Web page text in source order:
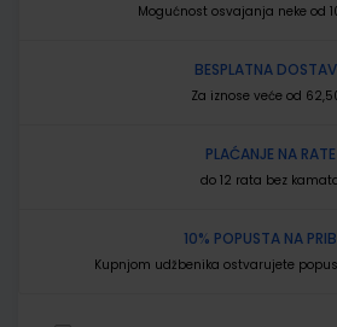
Mogućnost osvajanja neke od
BESPLATNA
Za iznose veće od
PLAĆANJE NA RATE
do 12 rata bez
10% POPUSTA NA
Kupnjom udžbenika ostvarujete